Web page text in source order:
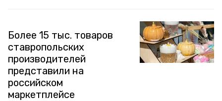
Более 15 тыс. товаров
ставропольских
производителей
представили на
российском
маркетплейсе